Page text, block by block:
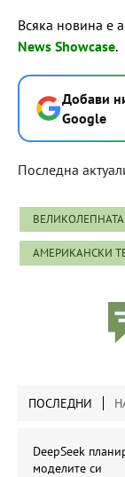
Всяка новина е
News Showcase.
Добави
Google
Последна
АМЕРИКАНСКИ
ПОСЛЕДНИ
DeepSeek
моделите си